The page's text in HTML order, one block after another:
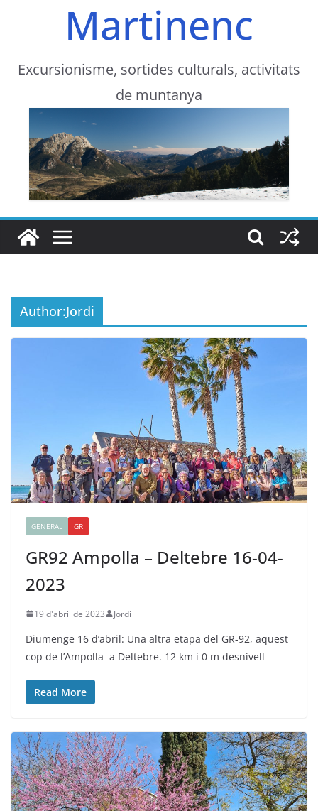
Martinenc
Excursionisme, sortides culturals, activitats
de muntanya
Author:Jordi
GENERAL GR
GR92 Ampolla – Deltebre 16-04-
2023
19 d'abril de 2023 Jordi
Diumenge 16 d’abril: Una altra etapa del GR-92, aquest
cop de l’Ampolla a Deltebre. 12 km i 0 m desnivell
Read More